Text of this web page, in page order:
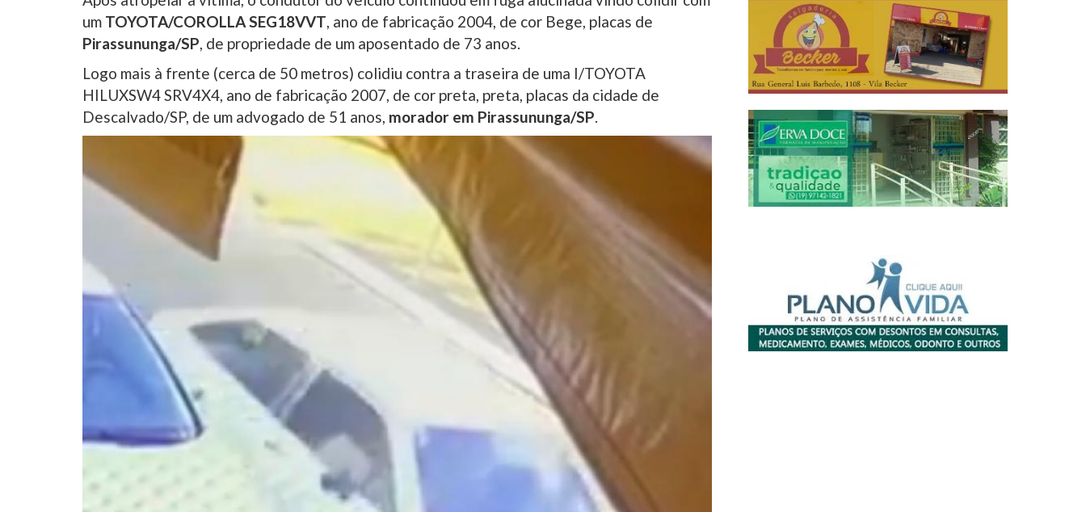
um TOYOTA/COROLLA SEG18VVT , ano de fabricação 2004, de cor Bege, placas de
Pirassununga/SP , de propriedade de um aposentado de 73 anos.
Logo mais à frente (cerca de 50 metros) colidiu contra a traseira de uma I/TOYOTA
HILUXSW4 SRV4X4, ano de fabricação 2007, de cor preta, preta, placas da cidade de
Descalvado/SP, de um advogado de 51 anos, morador em Pirassununga/SP